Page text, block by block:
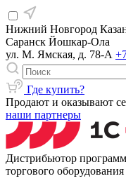
Нижний Новгород
Саранск Йошкар-Ола
ул. М. Ямская, д. 78-А
Где купить?
Продают и оказывают
наши партнеры
Дистрибьютор
торгового оборудования